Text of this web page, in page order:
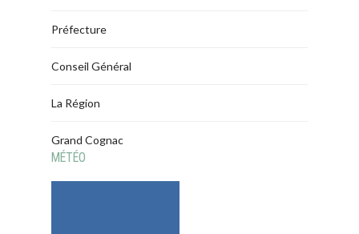
Préfecture
Conseil Général
La Région
Grand Cognac
MÉTÉO